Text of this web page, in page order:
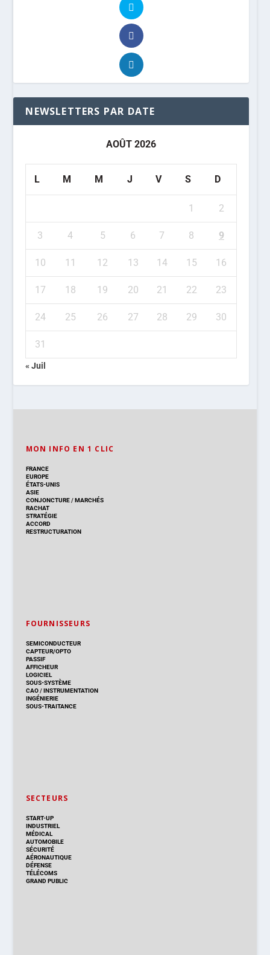
NEWSLETTERS PAR DATE
AOÛT 2026
L M M J V S D
1 2
3 4 5 6 7 8 9
10 11 12 13 14 15 16
17 18 19 20 21 22 23
24 25 26 27 28 29 30
31
« Juil
MON INFO EN 1 CLIC
FRANCE
EUROPE
ÉTATS-UNIS
ASIE
CONJONCTURE/MARCHÉS
RACHAT
STRATÉGIE
ACCORD
RESTRUCTURATION
FOURNISSEURS
SEMICONDUCTEUR
CAPTEUR/OPTO
PASSIF
AFFICHEUR
LOGICIEL
SOUS-SYSTÈME
CAO/INSTRUMENTATION
INGÉNIERIE
SOUS-TRAITANCE
SECTEURS
START-UP
INDUSTRIEL
MÉDICAL
AUTOMOBILE
SÉCURITÉ
AÉRONAUTIQUE
DÉFENSE
TÉLÉCOMS
GRAND PUBLIC